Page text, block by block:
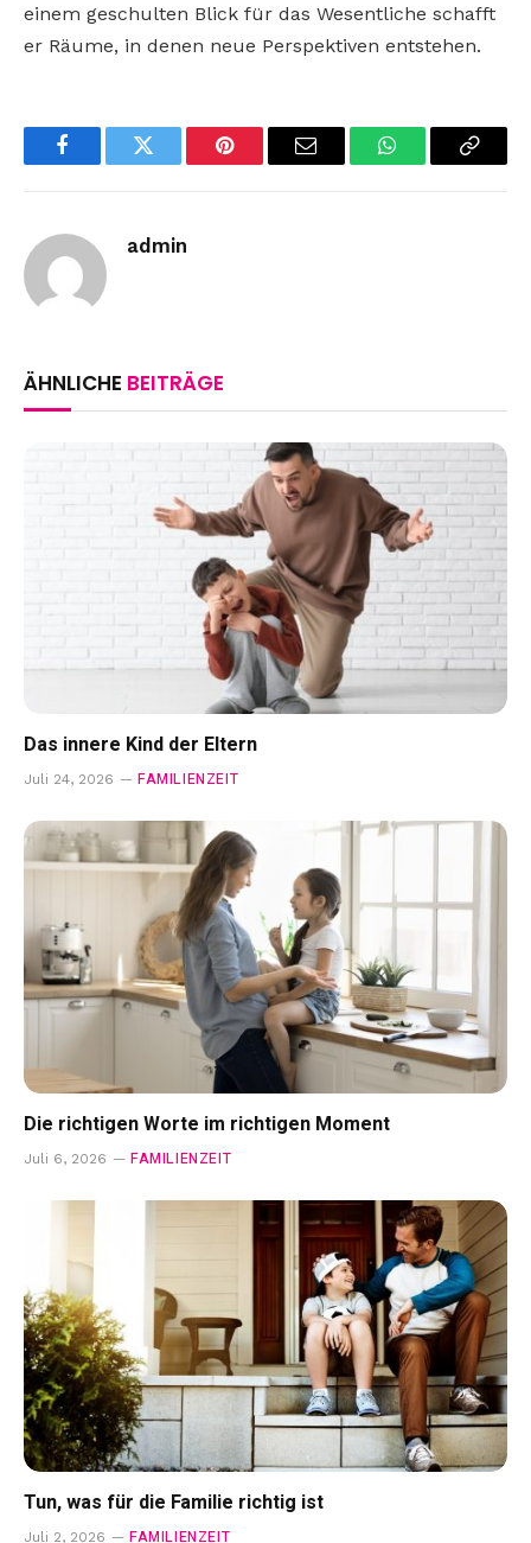
einem geschulten Blick für das Wesentliche schafft
er Räume, in denen neue Perspektiven entstehen.
FacebookTwitter Pinterest Email WhatsAppCopy
admin
ÄHNLICHE BEITRÄGE
Das innere Kind der Eltern
Juli 24, 2026 FAMILIENZEIT
Die richtigen Worte im richtigen Moment
Juli 6, 2026 FAMILIENZEIT
Tun, was für die Familie richtig ist
Juli 2, 2026 FAMILIENZEIT